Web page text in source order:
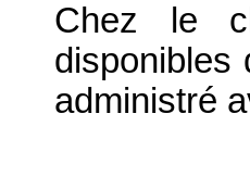
Chez le
disponibles
administré